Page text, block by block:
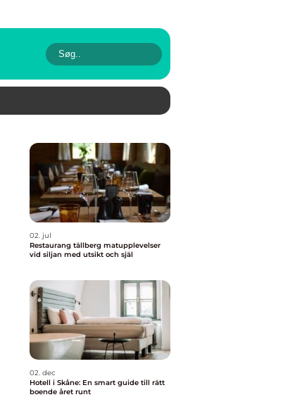
02. jul
Restaurang tällberg matupplevelser
vid siljan med utsikt och själ
02. dec
Hotell i Skåne: En smart guide till rätt
boende året runt